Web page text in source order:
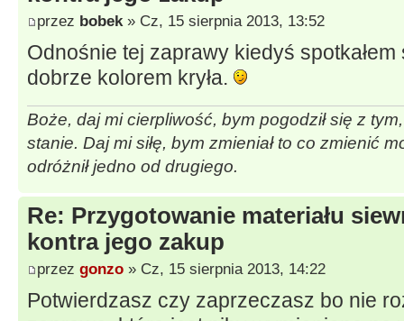
przez bobek » Cz, 15 sierpnia 2013, 13:52
Odnośnie tej zaprawy kiedyś
dobrze kolorem kryła.
Boże, daj mi cierpliwość, bym pogodził się z
stanie. Daj mi siłę, bym zmieniał to co zmienić
odróżnił jedno od drugiego.
Re: Przygotowanie materiału
kontra jego zakup
przez gonzo » Cz, 15 sierpnia 2013, 14:22
Potwierdzasz czy zaprzeczasz bo nie